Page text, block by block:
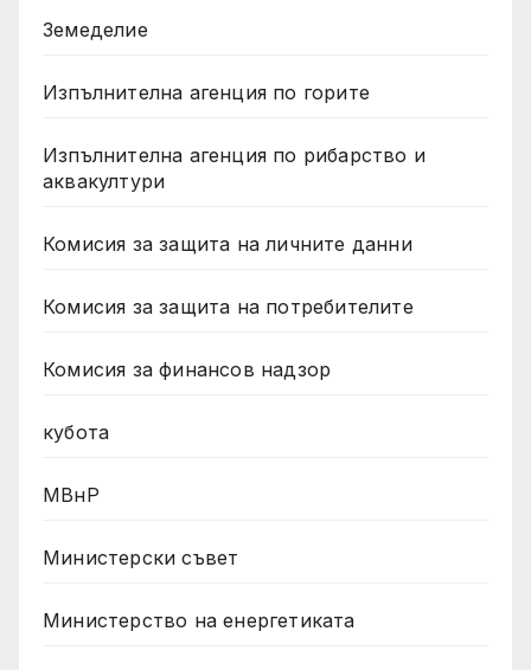
Земеделие
Изпълнителна агенция по горите
Изпълнителна агенция по рибарство и
аквакултури
Комисия за защита на личните данни
Комисия за защита на потребителите
Комисия за финансов надзор
кубота
МВнР
Министерски съвет
Министерство на енергетиката